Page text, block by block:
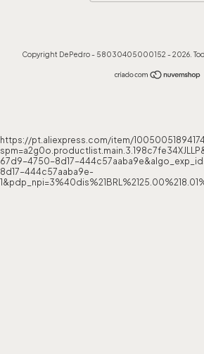
Copyright DePedro - 58030405000152 - 2026.
https://pt.aliexpress.com/item/
67d9-4750-8d17-
8d17-444c57aaba9e-